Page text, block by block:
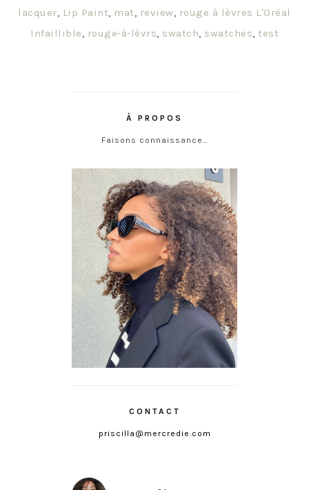
lacquer, Lip Paint, mat, review, rouge à lèvres L'Oréal
Infaillible, rouge-à-lèvrs, swatch, swatches, test
À PROPOS
Faisons connaissance…
CONTACT
priscilla@mercredie.com